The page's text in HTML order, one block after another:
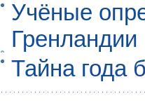
Учёные
Гренландии
Тайна года